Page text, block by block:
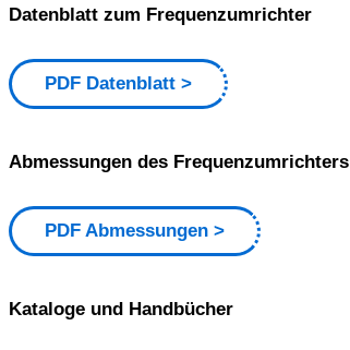
Datenblatt zum Frequenzumrichter
PDF Datenblatt
Abmessungen des Frequenzumrichters
PDF Abmessungen
Kataloge und Handbücher